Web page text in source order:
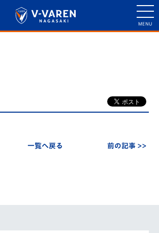
一覧へ戻る 前の記事 >>